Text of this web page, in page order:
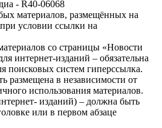
- R40-06068
материалов, размещённых на
при условии ссылки на
со страницы «Новости
интернет-изданий – обязательна
поисковых систем гиперссылка.
размещена в независимости от
использования материалов.
изданий) – должна быть
или в первом абзаце